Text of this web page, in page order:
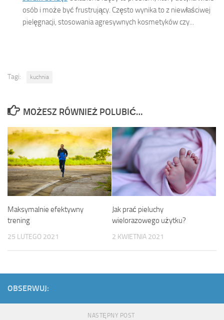
osób i może być frustrujący. Często wynika to z niewłaściwej
pielęgnacji, stosowania agresywnych kosmetyków czy...
Tagi: kuchnia
MOŻESZ RÓWNIEŻ POLUBIĆ…
Maksymalnie efektywny
trening
25 LUTEGO 2021
Jak prać pieluchy
wielorazowego użytku?
2 KWIETNIA 2021
OBSERWUJ:
NASTĘPNY POST